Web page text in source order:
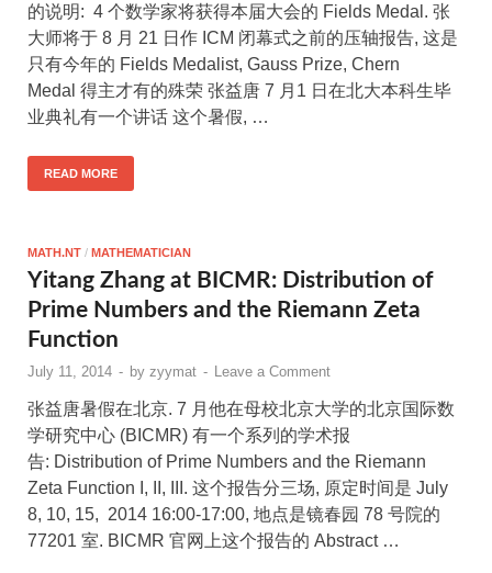
的说明: 4 个数学家将获得本届大会的 Fields Medal. 张
大师将于 8 月 21 日作 ICM 闭幕式之前的压轴报告, 这是
只有今年的 Fields Medalist, Gauss Prize, Chern
Medal 得主才有的殊荣 张益唐 7 月1 日在北大本科生毕
业典礼有一个讲话 这个暑假, …
READ MORE
MATH.NT / MATHEMATICIAN
Yitang Zhang at BICMR: Distribution of
Prime Numbers and the Riemann Zeta
Function
July 11, 2014 - by zyymat - Leave a Comment
张益唐暑假在北京. 7 月他在母校北京大学的北京国际数
学研究中心 (BICMR) 有一个系列的学术报
告: Distribution of Prime Numbers and the Riemann
Zeta Function I, II, III. 这个报告分三场, 原定时间是 July
8, 10, 15, 2014 16:00-17:00, 地点是镜春园 78 号院的
77201 室. BICMR 官网上这个报告的 Abstract …